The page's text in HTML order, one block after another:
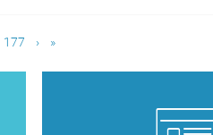
177 › »